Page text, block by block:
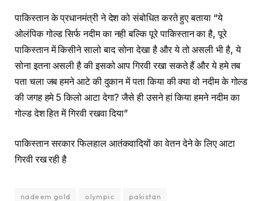
पाकिस्तान के प्रधानमंत्री ने देश को संबोधित करते हुए बताया “ये
ओलंपिक गोल्ड सिर्फ नदीम का नही बल्कि पूरे पाकिस्तान का है, पूरे
पाकिस्तान में किसीने सालो बाद सोना देखा है और ये तो असली भी है, ये
सोना इतना असली है की इसको आप गिरवी रखा सकते हैं और ये हमे तब
पता चला जब हमने आटे की दुकान में पता किया की क्या वो नदीम के गोल्ड
की जगह हमे 5 किलो आटा देगा? जैसे ही उसने हां किया हमने नदीम का
गोल्ड देश हित में गिरवी रखवा दिया”
पाकिस्तान सरकार फिलहाल आतंकवादियों का वेतन देने के लिए आटा
गिरवी रख रही है
nadeem gold olympic pakistan